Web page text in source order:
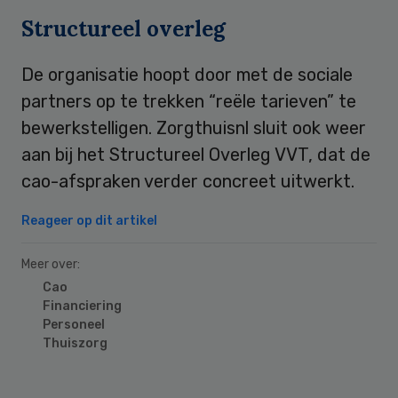
Structureel overleg
De organisatie hoopt door met de sociale
partners op te trekken “reële tarieven” te
bewerkstelligen. Zorgthuisnl sluit ook weer
aan bij het Structureel Overleg VVT, dat de
cao-afspraken verder concreet uitwerkt.
Reageer op dit artikel
Meer over:
Cao
Financiering
Personeel
Thuiszorg